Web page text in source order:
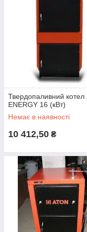
Твердопаливний котел
ENERGY 16 (кВт)
Немає в наявності
10 412,50 ₴